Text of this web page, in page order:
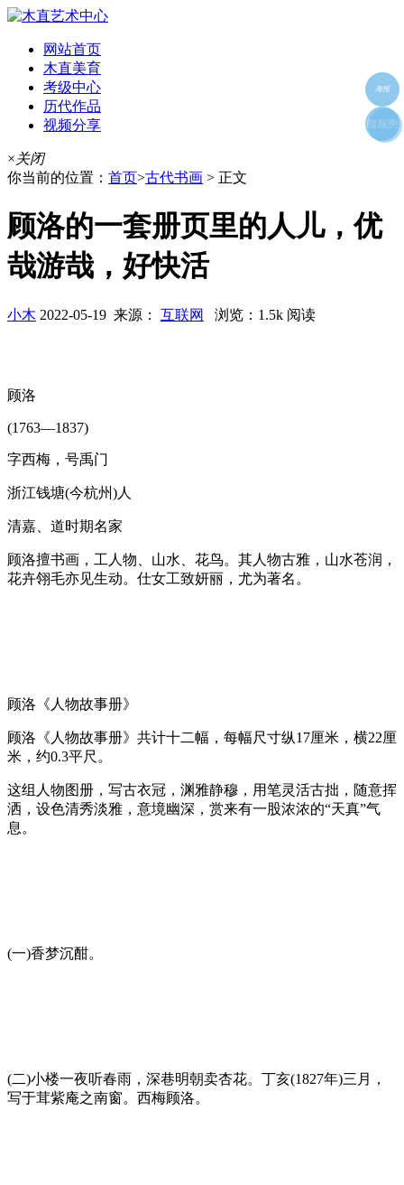
网站首页
木直美育
考级中心
历代作品
视频分享
×关闭
你当前的位置： 首页>古代书画 > 正文
顾洛的一套册页里的人儿，优
哉游哉，好快活
小木 2022-05-19 来源： 互联网 浏览：1.5k 阅读
顾洛
(1763—1837)
字西梅，号禹门
浙江钱塘(今杭州)人
清嘉、道时期名家
顾洛擅书画，工人物、山水、花鸟。其人物古雅，山水苍润，
花卉翎毛亦见生动。仕女工致妍丽，尤为著名。
顾洛《人物故事册》
顾洛《人物故事册》共计十二幅，每幅尺寸纵17厘米，横22厘
米，约0.3平尺。
这组人物图册，写古衣冠，渊雅静穆，用笔灵活古拙，随意挥
洒，设色清秀淡雅，意境幽深，赏来有一股浓浓的“天真”气
息。
(一)香梦沉酣。
(二)小楼一夜听春雨，深巷明朝卖杏花。丁亥(1827年)三月，
写于茸紫庵之南窗。西梅顾洛。
海报
好友
朋友圈
收藏夹